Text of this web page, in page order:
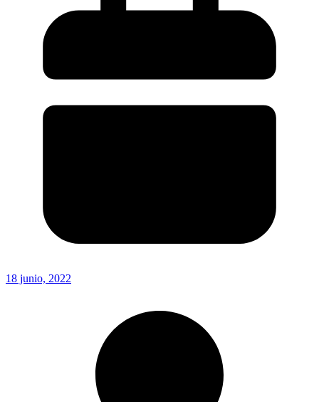
18 junio, 2022